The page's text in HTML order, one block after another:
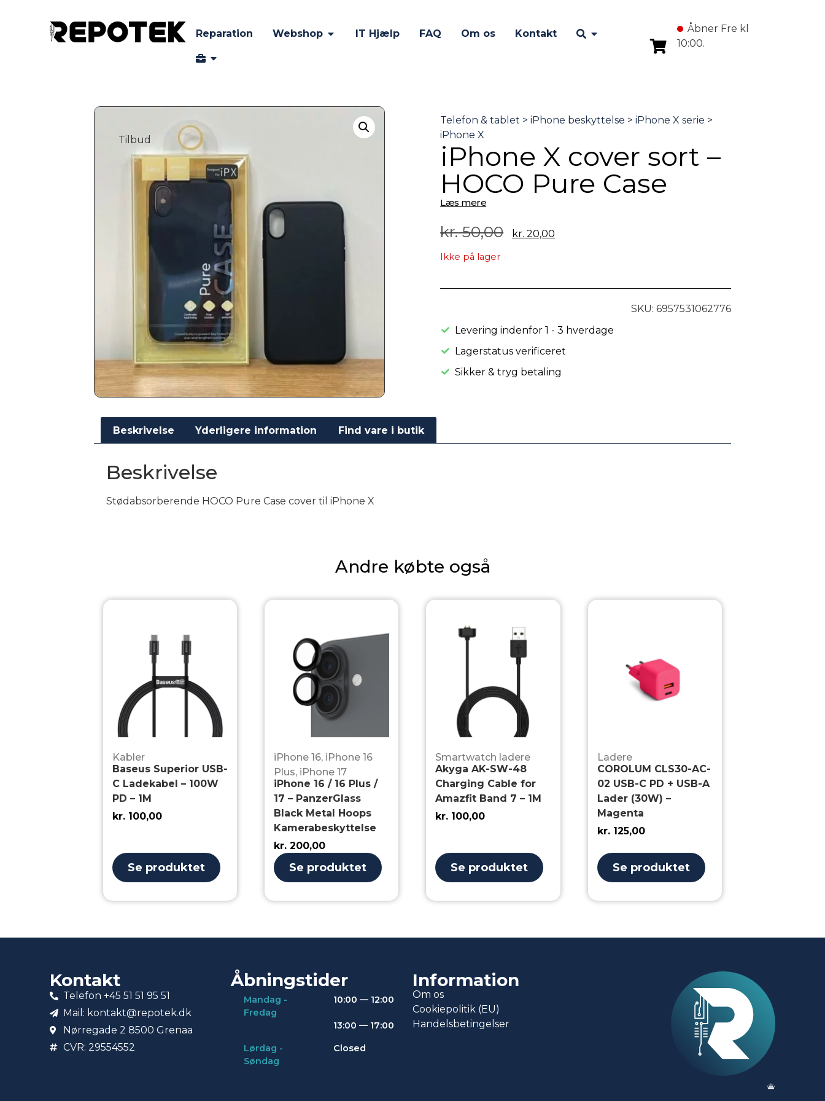
Reparation Webshop IT Hjælp FAQ Om os Kontakt
Åbner Fre kl
10:00.
Tilbud
iPhone X cover sort –
HOCO Pure Case
Læs mere
kr.50,00 kr. 20,00
Ikke på lager
SKU: 6957531062776
Levering indenfor 1 - 3 hverdage
Lagerstatus verificeret
Sikker & tryg betaling
Beskrivelse Yderligere information Find vare i butik
Beskrivelse
Stødabsorberende HOCO Pure Case cover til iPhone X
Andre købte også
Kabler
Baseus Superior USB-
C Ladekabel – 100W
PD – 1M
kr.100,00
Se produktet
iPhone 16, iPhone 16
Plus, iPhone 17
iPhone 16 / 16 Plus /
17 – PanzerGlass
Black Metal Hoops
Kamerabeskyttelse
kr. 200,00
Se produktet
Smartwatch ladere
Akyga AK-SW-48
Charging Cable for
Amazfit Band 7 – 1M
kr. 100,00
Se produktet
Ladere
COROLUM CLS30-AC-
02 USB-C PD + USB-A
Lader (30W) –
Magenta
kr.125,00
Se produktet
Kontakt
Telefon +45 51 51 95 51
Mail: kontakt@repotek.dk
Nørregade 2 8500 Grenaa
CVR: 29554552
Åbningstider
Mandag -
Fredag
10:00 — 12:00
13:00 — 17:00
Lørdag -
Søndag
Closed
Information
Om os
Cookiepolitik (EU)
Handelsbetingelser